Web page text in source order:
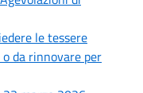
le tessere
da rinnovare per